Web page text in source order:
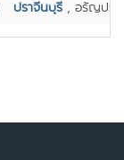
ปราจีนบุรี , อรัญประ